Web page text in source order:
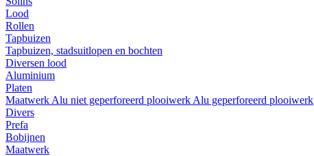
Lood
Rollen
Tapbuizen
Tapbuizen, stadsuitlopen en bochten
Diversen lood
Aluminium
Platen
Maatwerk Alu niet geperforeerd plooiwerk Alu geperforeerd plooiwerk
Divers
Prefa
Bobijnen
Maatwerk